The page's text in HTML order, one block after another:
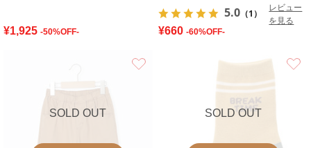
¥1,925 -50%OFF-
5.0 （1）
レビュー
を見る
¥660 -60%OFF-
SOLD OUT SOLD OUT